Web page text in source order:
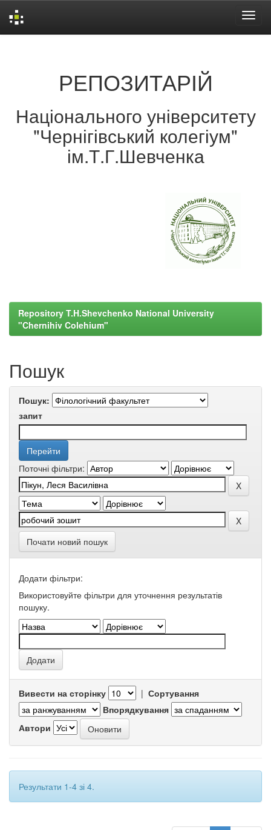
РЕПОЗИТАРІЙ
Національного університету
"Чернігівський колегіум"
ім.Т.Г.Шевченка
Repository T.H.Shevchenko National University
"Chernihiv Colehium"
Пошук
Пошук:
запит
Поточні фільтри:
Почати новий пошук
Додати фільтри:
Використовуйте фільтри для уточнення результатів
пошуку.
Вивести на сторінку | Сортування
Впорядкування
Автори
Результати 1-4 зі 4.